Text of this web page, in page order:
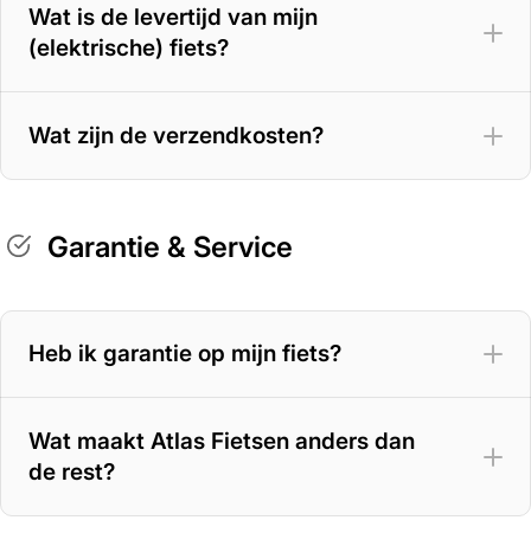
Wat is de levertijd van mijn
(elektrische) fiets?
Wat zijn de verzendkosten?
Garantie & Service
Heb ik garantie op mijn fiets?
Wat maakt Atlas Fietsen anders dan
de rest?